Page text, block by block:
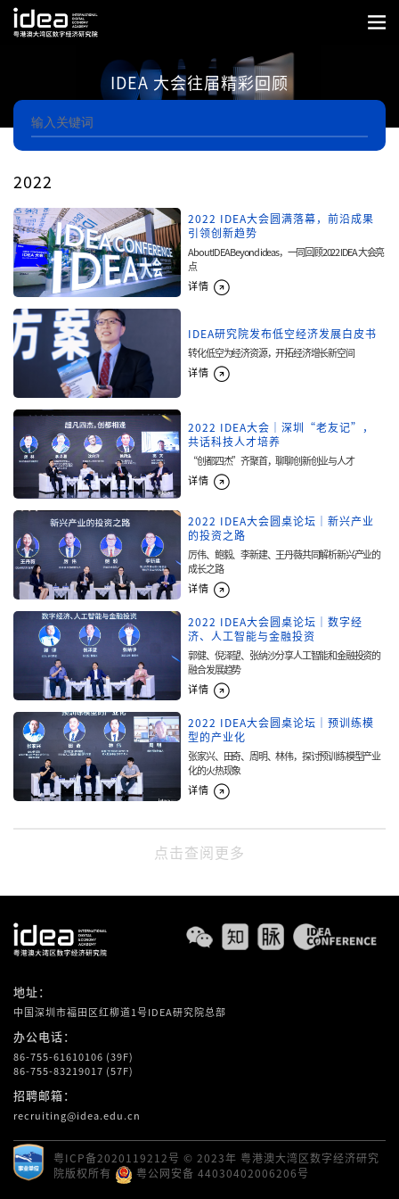
IDEA 大会往届精彩回顾
2022
2022 IDEA大会圆满落幕，前沿成果
引领创新趋势
About IDEA Beyond ideas，一同回顾2022 IDEA 大会亮
点
详情
IDEA研究院发布低空经济发展白皮书
转化低空为经济资源，开拓经济增长新空间
详情
2022 IDEA大会｜深圳“老友记”，
共话科技人才培养
“创都四杰”齐聚首，聊聊创新创业与人才
详情
2022 IDEA大会圆桌论坛｜新兴产业
的投资之路
厉伟、鲍毅、李新建、王丹薇共同解析新兴产业的
成长之路
详情
2022 IDEA大会圆桌论坛｜数字经
济、人工智能与金融投资
郭健、倪泽望、张纳沙分享人工智能和金融投资的
融合发展趋势
详情
2022 IDEA大会圆桌论坛｜预训练模
型的产业化
张家兴、田奇、周明、林伟，探讨预训练模型产业
化的火热现象
详情
点击查阅更多
地址：
中国深圳市福田区红柳道1号IDEA研究院总部
办公电话：
86-755-61610106 (39F)
86-755-83219017 (57F)
招聘邮箱：
recruiting@idea.edu.cn
粤ICP备2020119212号 © 2023年 粤港澳大湾区数字经济研究
院版权所有
粤公网安备 44030402006206号